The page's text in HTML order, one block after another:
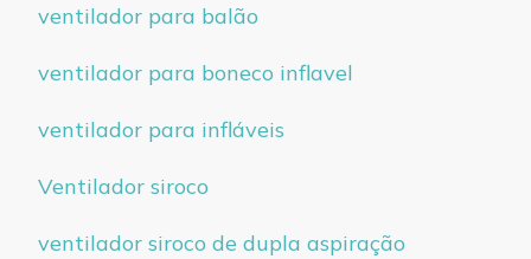
ventilador para balão
ventilador para boneco inflavel
ventilador para infláveis
Ventilador siroco
ventilador siroco de dupla aspiração